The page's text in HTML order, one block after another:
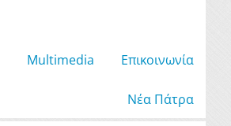
Μultimedia Επικοινωνία
Νέα Πάτρα